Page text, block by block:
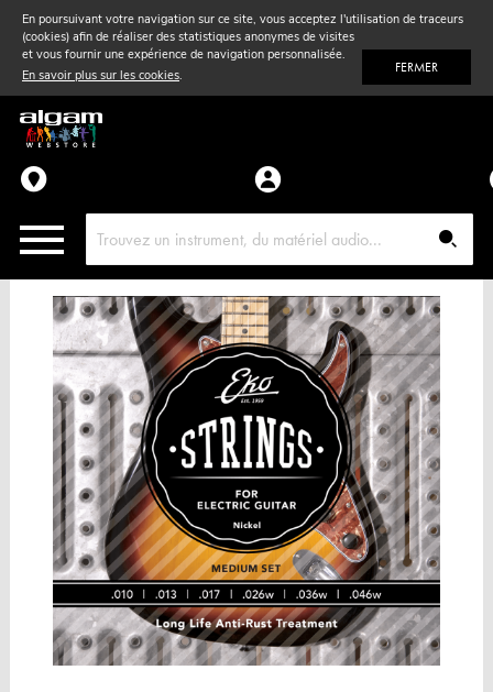
En poursuivant votre navigation sur ce site, vous acceptez l'utilisation de traceurs
(cookies) afin de réaliser des statistiques anonymes de visites
et vous fournir une expérience de navigation personnalisée.
En savoir plus sur les cookies. FERMER
Vent& Violon
Accessoires
Pièces détachées